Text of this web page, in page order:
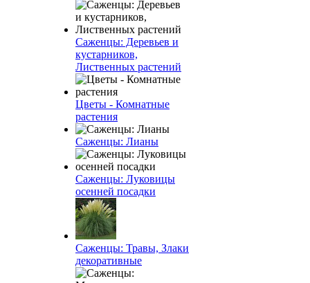
Саженцы: Деревьев и
кустарников,
Лиственных растений
Цветы - Комнатные
растения
Саженцы: Лианы
Саженцы: Луковицы
осенней посадки
Саженцы: Травы, Злаки
декоративные